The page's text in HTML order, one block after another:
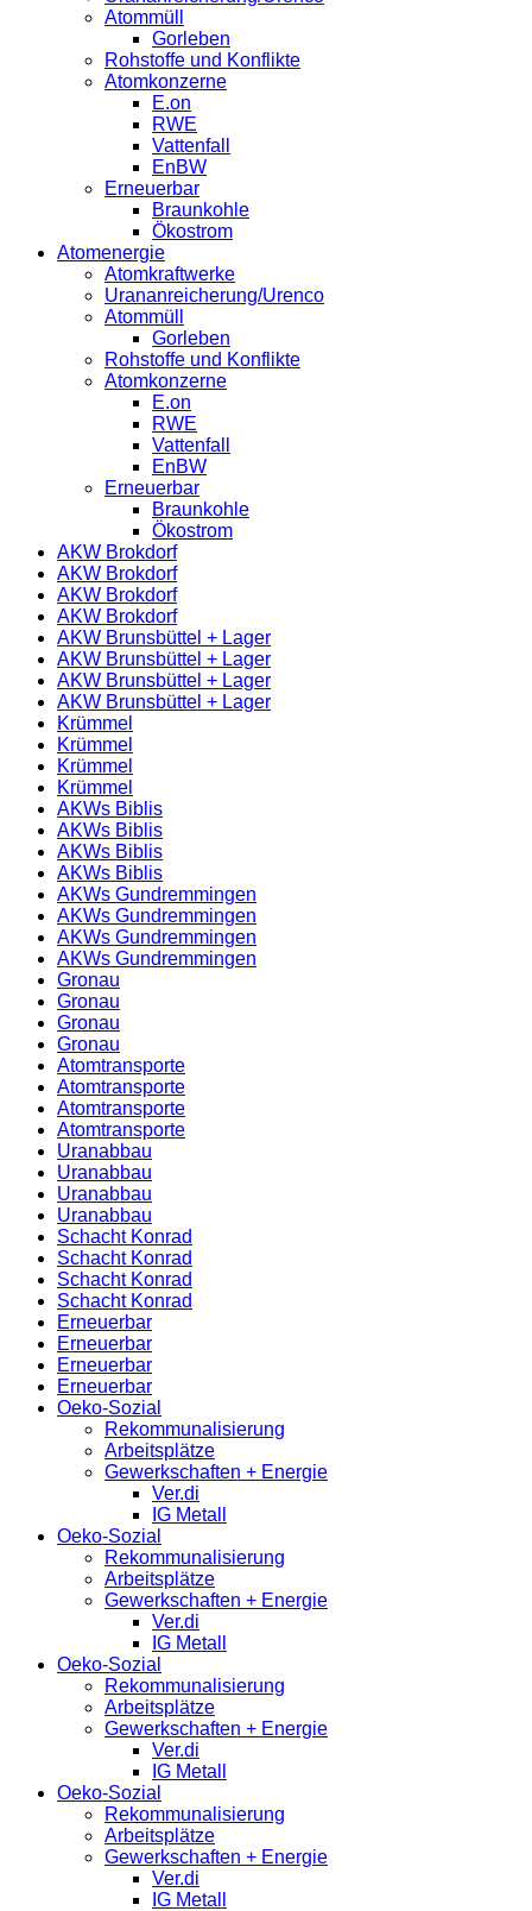
Atommüll
Gorleben
Rohstoffe und Konflikte
Atomkonzerne
E.on
RWE
Vattenfall
EnBW
Erneuerbar
Braunkohle
Ökostrom
Atomenergie
Atomkraftwerke
Urananreicherung/Urenco
Atommüll
Gorleben
Rohstoffe und Konflikte
Atomkonzerne
E.on
RWE
Vattenfall
EnBW
Erneuerbar
Braunkohle
Ökostrom
AKW Brokdorf
AKW Brokdorf
AKW Brokdorf
AKW Brokdorf
AKW Brunsbüttel + Lager
AKW Brunsbüttel + Lager
AKW Brunsbüttel + Lager
AKW Brunsbüttel + Lager
Krümmel
Krümmel
Krümmel
Krümmel
AKWs Biblis
AKWs Biblis
AKWs Biblis
AKWs Biblis
AKWs Gundremmingen
AKWs Gundremmingen
AKWs Gundremmingen
AKWs Gundremmingen
Gronau
Gronau
Gronau
Gronau
Atomtransporte
Atomtransporte
Atomtransporte
Atomtransporte
Uranabbau
Uranabbau
Uranabbau
Uranabbau
Schacht Konrad
Schacht Konrad
Schacht Konrad
Schacht Konrad
Erneuerbar
Erneuerbar
Erneuerbar
Erneuerbar
Oeko-Sozial
Rekommunalisierung
Arbeitsplätze
Gewerkschaften + Energie
Ver.di
IG Metall
Oeko-Sozial
Rekommunalisierung
Arbeitsplätze
Gewerkschaften + Energie
Ver.di
IG Metall
Oeko-Sozial
Rekommunalisierung
Arbeitsplätze
Gewerkschaften + Energie
Ver.di
IG Metall
Oeko-Sozial
Rekommunalisierung
Arbeitsplätze
Gewerkschaften + Energie
Ver.di
IG Metall